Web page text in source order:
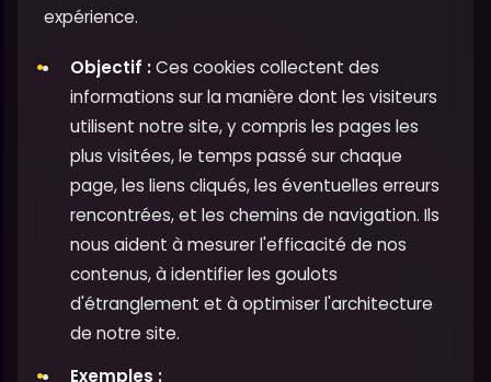
expérience.
Objectif :Ces cookies collectent des
informations sur la manière dont les visiteurs
utilisent notre site, y compris les pages les
plus visitées, le temps passé sur chaque
page, les liens cliqués, les éventuelles erreurs
rencontrées, et les chemins de navigation. Ils
nous aident à mesurer l'efficacité de nos
contenus, à identifier les goulots
d'étranglement et à optimiser l'architecture
de notre site.
Exemples :